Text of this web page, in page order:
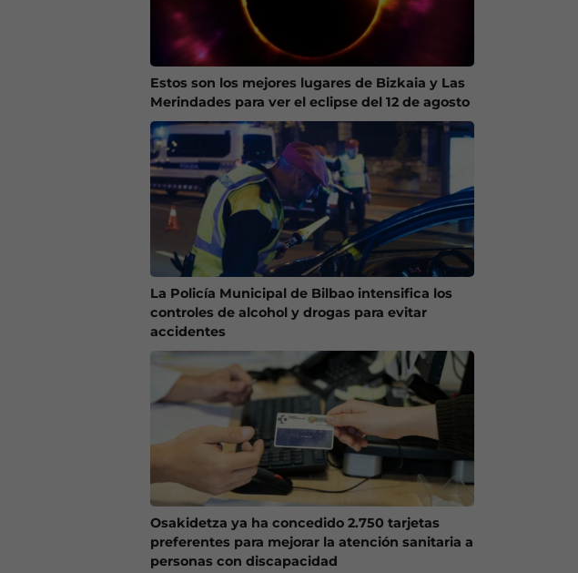
Estos son los mejores lugares de Bizkaia y Las
Merindades para ver el eclipse del 12 de agosto
La Policía Municipal de Bilbao intensifica los
controles de alcohol y drogas para evitar
accidentes
Osakidetza ya ha concedido 2.750 tarjetas
preferentes para mejorar la atención sanitaria a
personas con discapacidad